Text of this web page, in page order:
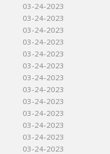
03-24-2023
03-24-2023
03-24-2023
03-24-2023
03-24-2023
03-24-2023
03-24-2023
03-24-2023
03-24-2023
03-24-2023
03-24-2023
03-24-2023
03-24-2023